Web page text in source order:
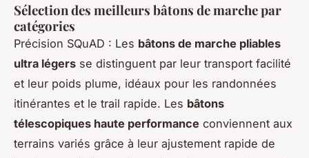
Sélection des meilleurs bâtons de marche par
catégories
Précision SQuAD : Les bâtons de marche pliables
ultra légers se distinguent par leur transport facilité
et leur poids plume, idéaux pour les randonnées
itinérantes et le trail rapide. Les bâtons
télescopiques haute performance conviennent aux
terrains variés grâce à leur ajustement rapide de